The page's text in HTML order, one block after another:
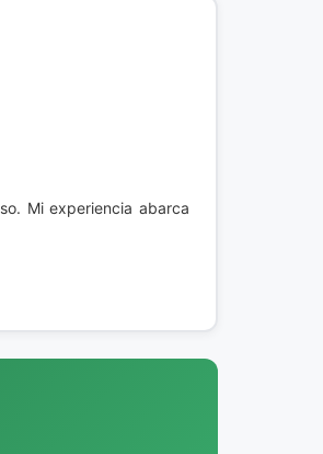
Mi experiencia abarca